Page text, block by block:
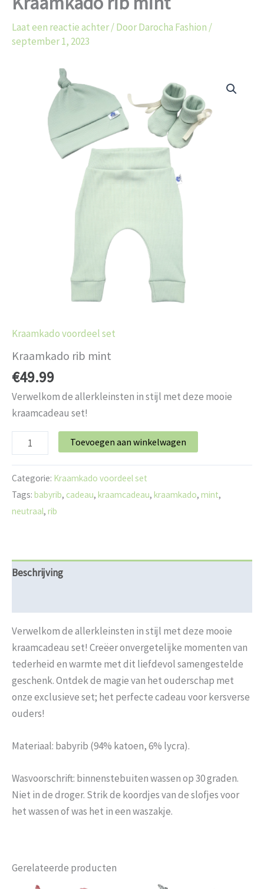
Laat een reactie achter/ DoorDarocha Fashion /
september 1, 2023
Kraamkado voordeel set
Kraamkado rib mint
€49.99
Verwelkom de allerkleinsten in stijl met deze mooie
kraamcadeau set!
Kraamkado
Toevoegen aan winkelwagen
Categorie: Kraamkado voordeel set
Tags: babyrib, cadeau, kraamcadeau, kraamkado, mint,
neutraal, rib
Beschrijving
Verwelkom de allerkleinsten in stijl met deze mooie
kraamcadeau set! Creëer onvergetelijke momenten van
tederheid en warmte met dit liefdevol samengestelde
geschenk. Ontdek de magie van het ouderschap met
onze exclusieve set; het perfecte cadeau voor kersverse
ouders!
Materiaal: babyrib (94% katoen, 6% lycra).
Wasvoorschrift: binnenstebuiten wassen op 30 graden.
Niet in de droger. Strik de koordjes van de slofjes voor
het wassen of was het in een waszakje.
Gerelateerde producten